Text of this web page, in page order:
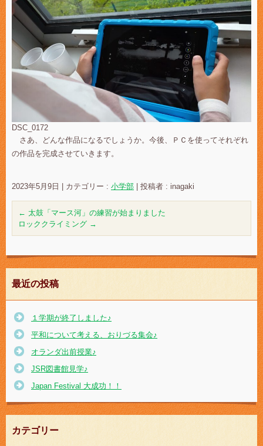
DSC_0172
さあ、どんな作品になるでしょうか。今後、ＰＣを使ってそれぞれ
の作品を完成させていきます。
2023年5月9日 カテゴリー : 小学部 投稿者 : inagaki
← 太鼓「マース河」の練習が始まりました
ロッククライミング →
最近の投稿
１学期が終了しました♪
平和について考える、おりづる集会♪
オランダ出前授業♪
JSR図書館見学♪
Japan Festival 大成功！！
カテゴリー